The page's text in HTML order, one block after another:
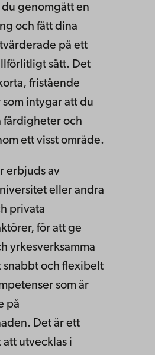
du genomgått en
och fått dina
på ett
sätt. Det
fristående
intygar att du
färdigheter och
ett visst område.
erbjuds av
eller andra
privata
för att ge
yrkesverksamma
snabbt och flexibelt
som är
på
Det är ett
att utvecklas i